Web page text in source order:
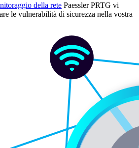
della rete Paessler PRTG vi
le vulnerabilità di sicurezza nella vostra